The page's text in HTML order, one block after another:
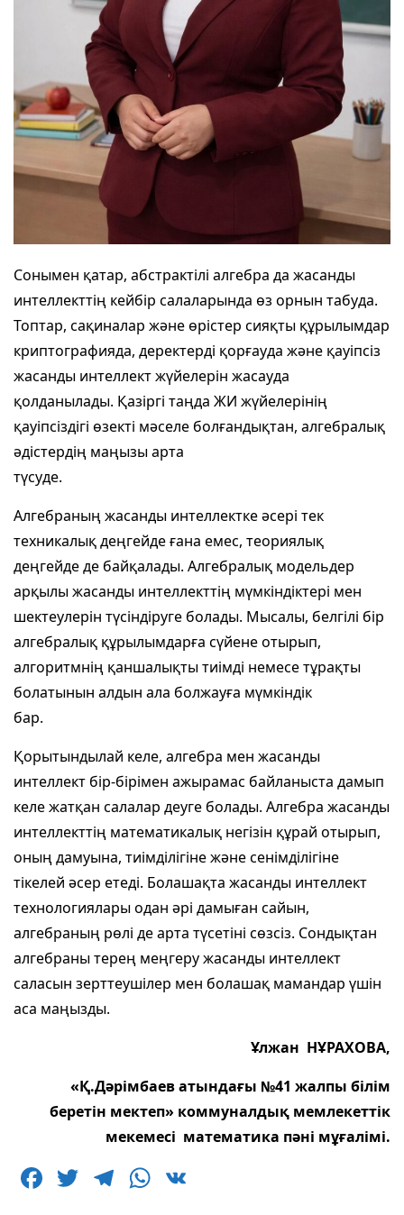
Сонымен қатар, абстрактілі алгебра да жасанды
интеллекттің кейбір салаларында өз орнын табуда.
Топтар, сақиналар және өрістер сияқты құрылымдар
криптографияда, деректерді қорғауда және қауіпсіз
жасанды интеллект жүйелерін жасауда
қолданылады. Қазіргі таңда ЖИ жүйелерінің
қауіпсіздігі өзекті мәселе болғандықтан, алгебралық
әдістердің маңызы арта
түсуде.
Алгебраның жасанды интеллектке әсері тек
техникалық деңгейде ғана емес, теориялық
деңгейде де байқалады. Алгебралық модельдер
арқылы жасанды интеллекттің мүмкіндіктері мен
шектеулерін түсіндіруге болады. Мысалы, белгілі бір
алгебралық құрылымдарға сүйене отырып,
алгоритмнің қаншалықты тиімді немесе тұрақты
болатынын алдын ала болжауға мүмкіндік
бар.
Қорытындылай келе, алгебра мен жасанды
интеллект бір-бірімен ажырамас байланыста дамып
келе жатқан салалар деуге болады. Алгебра жасанды
интеллекттің математикалық негізін құрай отырып,
оның дамуына, тиімділігіне және сенімділігіне
тікелей әсер етеді. Болашақта жасанды интеллект
технологиялары одан әрі дамыған сайын,
алгебраның рөлі де арта түсетіні сөзсіз. Сондықтан
алгебраны терең меңгеру жасанды интеллект
саласын зерттеушілер мен болашақ мамандар үшін
аса маңызды.
Ұлжан НҰРАХОВА,
«Қ.Дәрімбаев атындағы №41 жалпы білім
беретін мектеп» коммуналдық мемлекеттік
мекемесі математика пәні мұғалімі.
F T T W